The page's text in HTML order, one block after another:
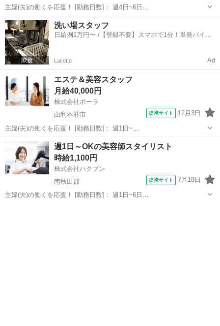
主婦(夫)の働くを応援！ [勤務日数]： 週4日~6日
09:00~12:00/10:00~14:00/13:00~16:00/15:00~18:00/09:00~18:00 月/
火/水/木/金/土/日 などから選べます ...
秋田 南秋田郡 美容師
洗い場スタッフ
日給例1万円〜 /【登録不要】スマホで1分！単発バイト
Lacotto Ad
エステ＆美容スタッフ
月給40,000円
株式会社ポーラ
由利本荘市
提携サイト 12月3日
主婦(夫)の働くを応援！ [勤務日数]： 週1日~
10:00~13:00/11:00~14:00/10:00~14:00/10:00~15:00/10:00~16:00 [勤務
地・最寄駅]： 秋田県由利本荘市大鍬町３...
由利本荘市
週1日～OKの美容師スタイリスト
時給1,100円
株式会社ハクブン
南秋田郡
提携サイト 7月18日
主婦(夫)の働くを応援！ [勤務日数]： 週1日~6日